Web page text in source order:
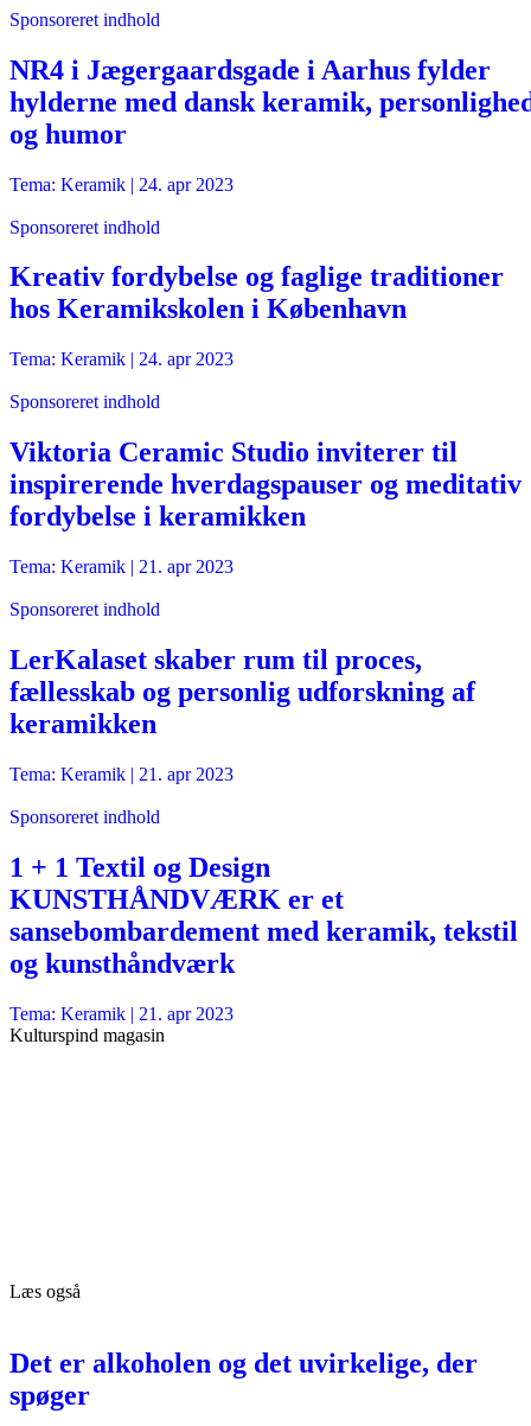
Sponsoreret indhold
NR4 i Jægergaardsgade i Aarhus fylder
hylderne med dansk keramik,
og humor
Tema: Keramik | 24. apr 2023
Sponsoreret indhold
Kreativ fordybelse og faglige traditioner
hos Keramikskolen i København
Tema: Keramik | 24. apr 2023
Sponsoreret indhold
Viktoria Ceramic Studio inviterer til
inspirerende hverdagspauser og meditativ
fordybelse i keramikken
Tema: Keramik | 21. apr 2023
Sponsoreret indhold
LerKalaset skaber rum til proces,
fællesskab og personlig udforskning af
keramikken
Tema: Keramik | 21. apr 2023
Sponsoreret indhold
1 + 1 Textil og Design
KUNSTHÅNDVÆRK er et
sansebombardement med keramik, tekstil
og kunsthåndværk
Tema: Keramik | 21. apr 2023
Kulturspind magasin
Læs også
Det er alkoholen og det uvirkelige, der
spøger